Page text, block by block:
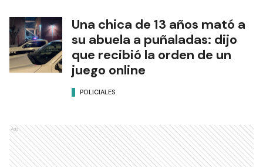
Una chica de 13 años mató a
su abuela a puñaladas: dijo
que recibió la orden de un
juego online
POLICIALES
Ads